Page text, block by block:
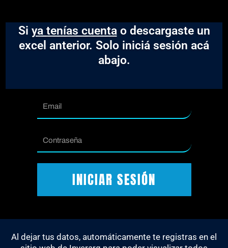
Si ya tenías cuentao descargaste un
excel anterior. Solo iniciá sesión acá
abajo.
Email
INICIAR SESIÓN
Al dejar tus datos, automáticamente te registras en el